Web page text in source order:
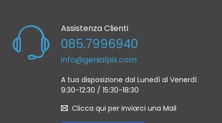
Assistenza Clienti
085.7996940
info@genialpix.com
A tua disposizione dal Lunedì al Venerdì
9:30-12:30 / 15:30-18:30
Clicca qui per inviarci una Mail